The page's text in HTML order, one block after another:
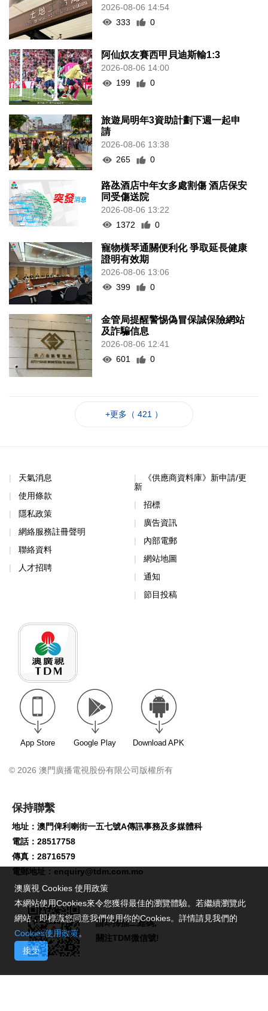
2026-08-06 14:54
333
0
阿仙奴友賽西甲貝迪斯輸1:3
2026-08-06 14:00
199
0
旅遊局明年3資助計劃下週一起申
請
2026-08-06 13:38
265
0
路氹酒店中年女多處割傷 酒店保安
同受傷送院
2026-08-06 13:22
1372
0
寵物橫琴通關便利化 爭取延長健康
證明有效期
2026-08-06 13:06
399
0
金管局提醒警惕偽冒保誠保險網站
及詐騙信息
2026-08-06 12:41
601
0
+更多（ 421 ）
天氣消息
使用條款
隱私政策
網絡服務註冊聲明
聯絡資料
人才招聘
《供應商資料庫》新申請/更
新
招標
廣告資訊
內部電郵
網站地圖
通知
節目投稿
App Store Google Play Download APK
© 2026 澳門廣播電視股份有限公司版權所有
保持聯繫
地址：澳門俾利喇街一五七號A傳訊事務及多媒體科
電話：28517758
傳真：28716579
電郵地址： enquiry@tdm.com.mo
請即掃描二維碼,
關注TDM微信號!
澳廣視 Cookies 使用政策
本網站使用Cookies來令您獲得最佳的瀏覽體驗。若繼續瀏覽此
網站，即標識您同意我們使用你的Cookies。詳情請見我們的
Cookies使用政策。
接受